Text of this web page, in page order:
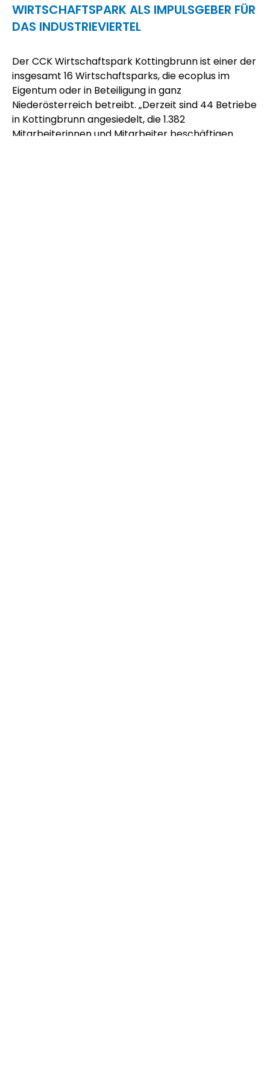
WIRTSCHAFTSPARK ALS IMPULSGEBER FÜR
DAS INDUSTRIEVIERTEL
Der CCK Wirtschaftspark Kottingbrunn ist einer der
insgesamt 16 Wirtschaftsparks, dieecoplusim
Eigentum oder in Beteiligung in ganz
Niederösterreich betreibt. „Derzeit sind 44 Betriebe
in Kottingbrunn angesiedelt, die 1.382
Mitarbeiterinnen und Mitarbeiter beschäftigen.